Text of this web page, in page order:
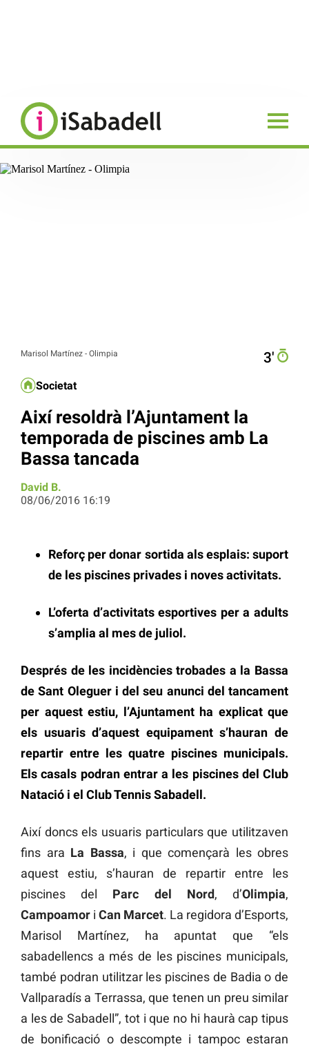
Marisol Martínez - Olimpia 3′
Societat
Així resoldrà l’Ajuntament la
temporada de piscines amb La
Bassa tancada
David B.
08/06/2016 16:19
Reforç per donar sortida als esplais: suport
de les piscines privades i noves activitats.
L’oferta d’activitats esportives per a adults
s’amplia al mes de juliol.
Després de les incidències trobades a la Bassa
de Sant Oleguer i del seu anunci del tancament
per aquest estiu, l’Ajuntament ha explicat que
els usuaris d’aquest equipament s’hauran de
repartir entre les quatre piscines municipals.
Els casals podran entrar a les piscines del Club
Natació i el Club Tennis Sabadell.
Així doncs els usuaris particulars que utilitzaven
fins ara La Bassa, i que començarà les obres
aquest estiu, s’hauran de repartir entre les
piscines del Parc del Nord, d’Olimpia,
Campoamor i Can Marcet. La regidora d’Esports,
Marisol Martínez, ha apuntat que “els
sabadellencs a més de les piscines municipals,
també podran utilitzar les piscines de Badia o de
Vallparadís a Terrassa, que tenen un preu similar
a les de Sabadell”, tot i que no hi haurà cap tipus
de bonificació o descompte i tampoc estaran